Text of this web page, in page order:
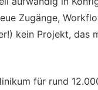
Zugänge,
kein Projekt, das
für rund